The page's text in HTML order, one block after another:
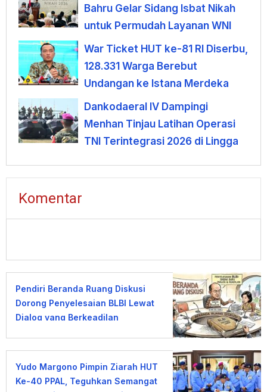
Bahru Gelar Sidang Isbat Nikah
untuk Permudah Layanan WNI
War Ticket HUT ke-81 RI Diserbu,
128.331 Warga Berebut
Undangan ke Istana Merdeka
Dankodaeral IV Dampingi
Menhan Tinjau Latihan Operasi
TNI Terintegrasi 2026 di Lingga
Komentar
Pendiri Beranda Ruang Diskusi
Dorong Penyelesaian BLBI Lewat
Dialog yang Berkeadilan
Yudo Margono Pimpin Ziarah HUT
Ke-40 PPAL, Teguhkan Semangat